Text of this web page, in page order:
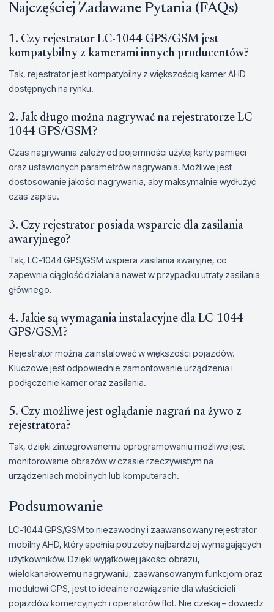
Najczęściej Zadawane Pytania (FAQs)
1. Czy rejestrator LC-1044 GPS/GSM jest
kompatybilny z kamerami innych producentów?
Tak, rejestrator jest kompatybilny z większością kamer AHD
dostępnych na rynku.
2. Jak długo można nagrywać na rejestratorze LC-
1044 GPS/GSM?
Czas nagrywania zależy od pojemności użytej karty pamięci
oraz ustawionych parametrów nagrywania. Możliwe jest
dostosowanie jakości nagrywania, aby maksymalnie wydłużyć
czas zapisu.
3. Czy rejestrator posiada wsparcie dla zasilania
awaryjnego?
Tak, LC-1044 GPS/GSM wspiera zasilania awaryjne, co
zapewnia ciągłość działania nawet w przypadku utraty zasilania
głównego.
4. Jakie są wymagania instalacyjne dla LC-1044
GPS/GSM?
Rejestrator można zainstalować w większości pojazdów.
Kluczowe jest odpowiednie zamontowanie urządzenia i
podłączenie kamer oraz zasilania.
5. Czy możliwe jest oglądanie nagrań na żywo z
rejestratora?
Tak, dzięki zintegrowanemu oprogramowaniu możliwe jest
monitorowanie obrazów w czasie rzeczywistym na
urządzeniach mobilnych lub komputerach.
Podsumowanie
LC-1044 GPS/GSM to niezawodny i zaawansowany rejestrator
mobilny AHD, który spełnia potrzeby najbardziej wymagających
użytkowników. Dzięki wyjątkowej jakości obrazu,
wielokanałowemu nagrywaniu, zaawansowanym funkcjom oraz
modułowi GPS, jest to idealne rozwiązanie dla właścicieli
pojazdów komercyjnych i operatorów flot. Nie czekaj – dowiedz